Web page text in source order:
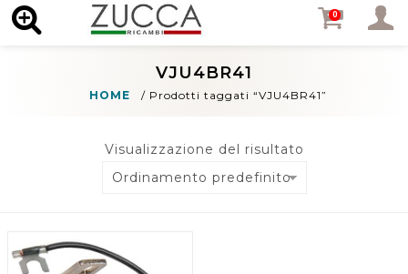
VJU4BR41
HOME / Prodotti taggati “VJU4BR41”
Visualizzazione del risultato
Ordinamento predefinito
0